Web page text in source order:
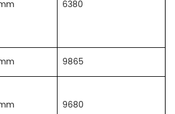
6380
9865
9680